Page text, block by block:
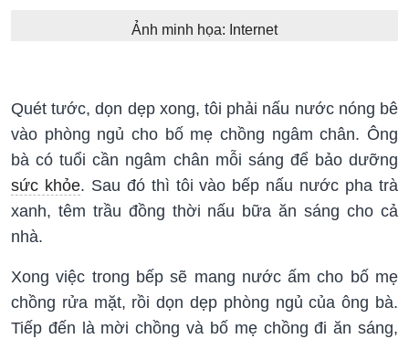
Ảnh minh họa: Internet
Quét tước, dọn dẹp xong, tôi phải nấu nước nóng bê
vào phòng ngủ cho bố mẹ chồng ngâm chân. Ông
bà có tuổi cần ngâm chân mỗi sáng để bảo dưỡng
sức khỏe. Sau đó thì tôi vào bếp nấu nước pha trà
xanh, têm trầu đồng thời nấu bữa ăn sáng cho cả
nhà.
Xong việc trong bếp sẽ mang nước ấm cho bố mẹ
chồng rửa mặt, rồi dọn dẹp phòng ngủ của ông bà.
Tiếp đến là mời chồng và bố mẹ chồng đi ăn sáng,